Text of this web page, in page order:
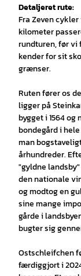
Detaljeret rute:
Fra Zeven
kilometer
rundturen, før
kender for sit
grænser.
Ruten fører os
ligger på
bygget i 1564
bondegård i
man
århundreder.
"gyldne
den nationale
og modtog en
sine mange
gårde i
bugter sig
Ostschleifchen
færdiggjort i